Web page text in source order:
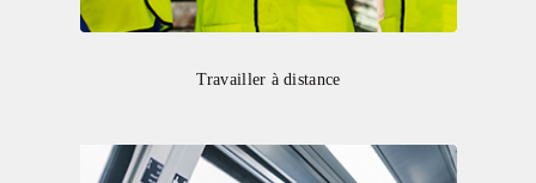
Travailler à distance